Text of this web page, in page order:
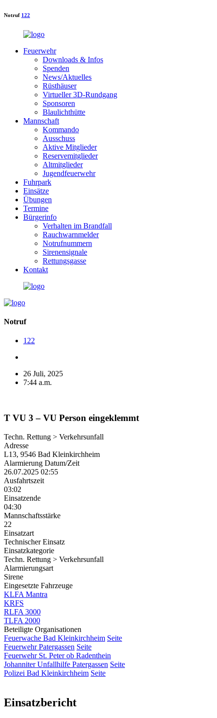
Notruf 122
Feuerwehr
Downloads & Infos
Spenden
News/Aktuelles
Rüsthäuser
Virtueller 3D-Rundgang
Sponsoren
Blaulichthütte
Mannschaft
Kommando
Ausschuss
Aktive Mitglieder
Reservemitglieder
Altmitglieder
Jugendfeuerwehr
Fuhrpark
Einsätze
Übungen
Termine
Bürgerinfo
Verhalten im Brandfall
Rauchwarnmelder
Notrufnummern
Sirenensignale
Rettungsgasse
Kontakt
Notruf
122
26 Juli, 2025
7:44 a.m.
T VU 3 – VU Person eingeklemmt
Techn. Rettung > Verkehrsunfall
Adresse
L13, 9546 Bad Kleinkirchheim
Alarmierung Datum/Zeit
26.07.2025 02:55
Ausfahrtszeit
03:02
Einsatzende
04:30
Mannschaftsstärke
22
Einsatzart
Technischer Einsatz
Einsatzkategorie
Techn. Rettung > Verkehrsunfall
Alarmierungsart
Sirene
Eingesetzte Fahrzeuge
KLFA Mantra
KRFS
RLFA 3000
TLFA 2000
Beteiligte Organisationen
Feuerwache Bad Kleinkirchheim Seite
Feuerwehr Patergassen Seite
Feuerwehr St. Peter ob Radenthein
Johanniter Unfallhilfe Patergassen Seite
Polizei Bad Kleinkirchheim Seite
Einsatzbericht